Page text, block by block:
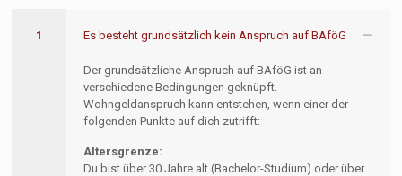
1 Es besteht grundsätzlich kein Anspruch auf BAföG
Der grundsätzliche Anspruch auf BAföG ist an
verschiedene Bedingungen geknüpft.
Wohngeldanspruch kann entstehen, wenn einer der
folgenden Punkte auf dich zutrifft:
Altersgrenze:
Du bist über 30 Jahre alt (Bachelor-Studium) oder über